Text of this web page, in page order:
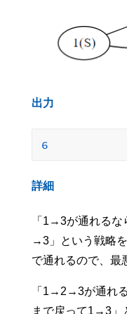
出力
6
詳細
「1→3が通れる
→3」という戦略
で通れるので、最
「1→2→3が通れ
まで戻って1→3」